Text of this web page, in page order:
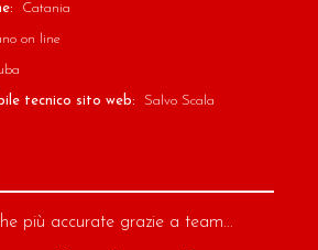
Catania
on line
tecnico sito web: Salvo Scala
più accurate grazie a team...